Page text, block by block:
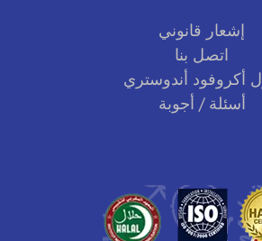
إشعار قانوني
اتصل بنا
أكروفود أندوستري
أسئلة / أجوبة